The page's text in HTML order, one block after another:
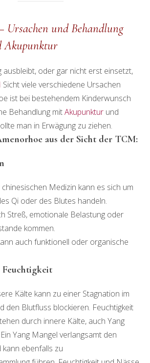
Ursachen und Behandlung
Akupunktur
ausbleibt, oder gar nicht erst einsetzt,
Sicht viele verschiedene Ursachen
ist bei bestehendem Kinderwunsch
Behandlung mitAkupunktur und
man in Erwägung zu ziehen.
aus der Sicht der TCM:
Medizin kann es sich um
Qi oder des Blutes handeln.
Streß, emotionale Belastung oder
kommen.
auch funktionell oder organische
Kälte kann zu einer Stagnation im
den Blutfluss blockieren. Feuchtigkeit
durch innere Kälte, auch Yang
Yang Mangel verlangsamt den
ebenfalls zu